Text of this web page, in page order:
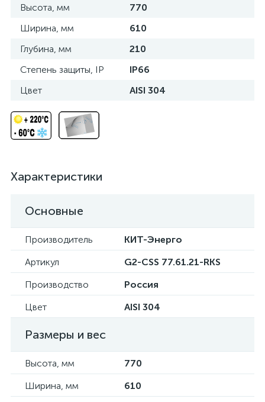
Высота, мм
770
Ширина, мм
610
Глубина, мм
210
Степень защиты, IP
IP66
Цвет
AISI 304
Характеристики
Основные
Производитель
КИТ-Энерго
Артикул
G2-CSS 77.61.21-RKS
Производство
Россия
Цвет
AISI 304
Размеры и вес
Высота, мм
770
Ширина, мм
610